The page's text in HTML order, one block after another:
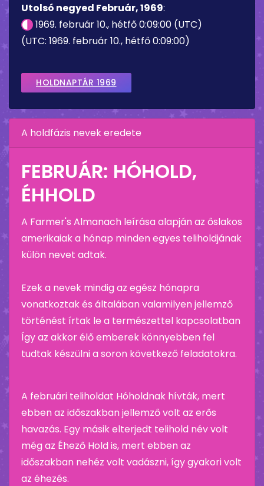
Utolsó negyed Február, 1969:
1969. február 10., hétfő 0:09:00 (UTC)
(UTC: 1969. február 10., hétfő 0:09:00)
HOLDNAPTÁR 1969
A holdfázis nevek eredete
FEBRUÁR: HÓHOLD,
ÉHHOLD
A Farmer's Almanach leírása alapján az őslakos
amerikaiak a hónap minden egyes teliholdjának
külön nevet adtak.
Ezek a nevek mindig az egész hónapra
vonatkoztak és általában valamilyen jellemző
történést írtak le a természettel kapcsolatban
Így az akkor élő emberek könnyebben fel
tudtak készülni a soron következő feladatokra.
A februári teliholdat Hóholdnak hívták, mert
ebben az időszakban jellemző volt az erős
havazás. Egy másik elterjedt telihold név volt
még az Éhező Hold is, mert ebben az
időszakban nehéz volt vadászni, így gyakori volt
az éhezés.